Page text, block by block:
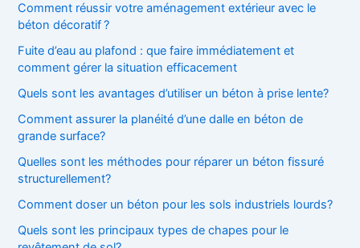
r
:
Comment réussir votre aménagement extérieur avec le
béton décoratif ?
Fuite d’eau au plafond : que faire immédiatement et
comment gérer la situation efficacement
Quels sont les avantages d’utiliser un béton à prise lente?
Comment assurer la planéité d’une dalle en béton de
grande surface?
Quelles sont les méthodes pour réparer un béton fissuré
structurellement?
Comment doser un béton pour les sols industriels lourds?
Quels sont les principaux types de chapes pour le